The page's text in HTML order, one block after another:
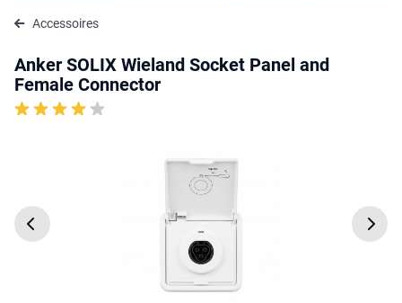
Accessoires
Anker SOLIX Wieland Socket Panel and
Female Connector